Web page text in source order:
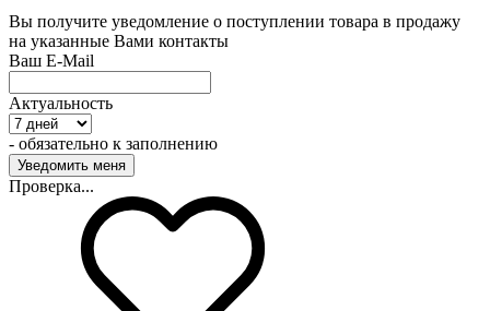
Вы получите уведомление о поступлении товара в продажу
на указанные Вами контакты
Ваш E-Mail
Актуальность
- обязательно к заполнению
Проверка...